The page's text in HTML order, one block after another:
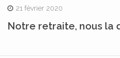
21 février 2020
Notre retraite, nous la